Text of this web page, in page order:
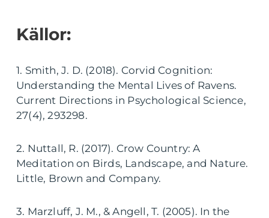
Källor:
1. Smith, J. D. (2018). Corvid Cognition:
Understanding the Mental Lives of Ravens.
Current Directions in Psychological Science,
27(4), 293298.
2. Nuttall, R. (2017). Crow Country: A
Meditation on Birds, Landscape, and Nature.
Little, Brown and Company.
3. Marzluff, J. M., & Angell, T. (2005). In the